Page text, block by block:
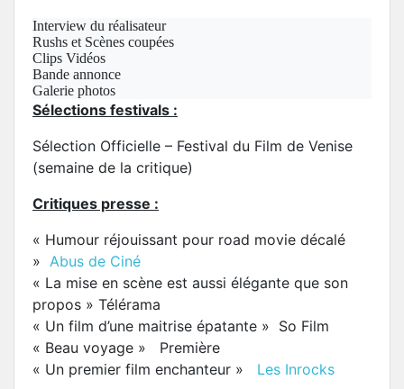
Interview du réalisateur
Rushs et Scènes coupées
Clips Vidéos
Bande annonce
Galerie photos
Sélections festivals :
Sélection Officielle – Festival du Film de Venise
(semaine de la critique)
Critiques presse :
« Humour réjouissant pour road movie décalé
» Abus de Ciné
« La mise en scène est aussi élégante que son
propos » Télérama
« Un film d’une maitrise épatante » So Film
« Beau voyage » Première
« Un premier film enchanteur » Les Inrocks